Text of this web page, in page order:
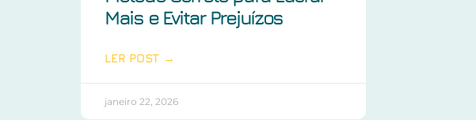
Mais e Evitar Prejuízos
LER POST →
janeiro 22, 2026